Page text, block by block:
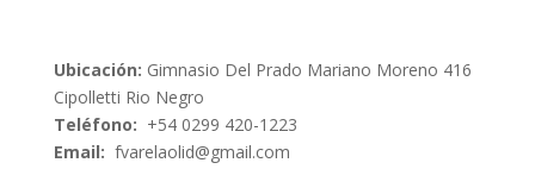
Ubicación: Gimnasio Del Prado Mariano Moreno 416
Cipolletti Rio Negro
Teléfono: +54 0299 420-1223
Email: fvarelaolid@gmail.com